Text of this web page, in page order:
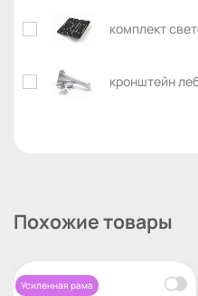
комплект
кронштейн
Похожие товары
Усиленная рама